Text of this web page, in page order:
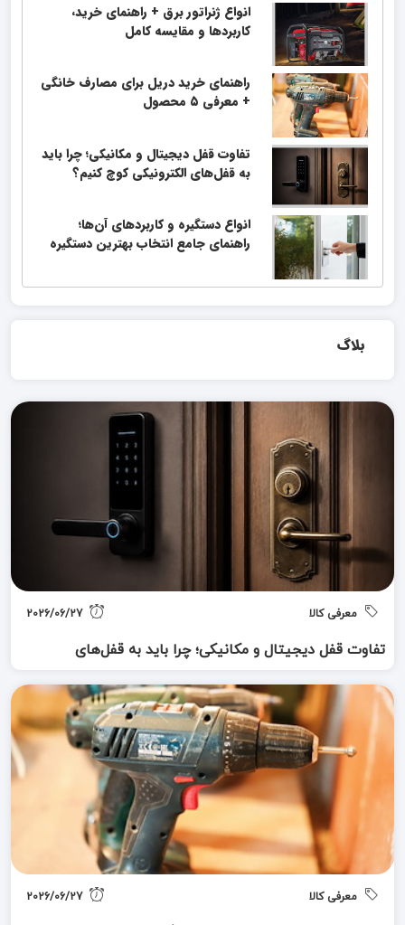
انواع ژنراتور برق + راهنمای خرید،
کاربردها و مقایسه کامل
راهنمای خرید دریل برای مصارف خانگی
+ معرفی ۵ محصول
تفاوت قفل دیجیتال و مکانیکی؛ چرا باید
به قفل‌های الکترونیکی کوچ کنیم؟
انواع دستگیره و کاربردهای آن‌ها؛
راهنمای جامع انتخاب بهترین دستگیره
بلاگ
معرفی کالا 2026/06/27
تفاوت قفل دیجیتال و مکانیکی؛ چرا باید به قفل‌های
معرفی کالا 2026/06/27